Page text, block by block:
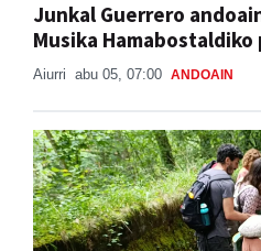
Junkal Guerrero
Musika
Aiurri abu 05, 07:00 ANDOAIN